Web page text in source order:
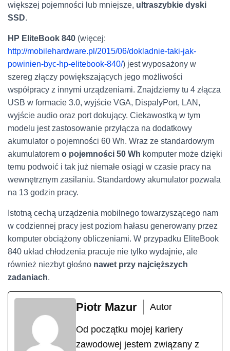
większej pojemności lub mniejsze, ultraszybkie dyski
SSD.
HP EliteBook 840 (więcej:
http://mobilehardware.pl/2015/06/dokladnie-taki-jak-
powinien-byc-hp-elitebook-840/) jest wyposażony w
szereg złączy powiększających jego możliwości
współpracy z innymi urządzeniami. Znajdziemy tu 4 złącza
USB w formacie 3.0, wyjście VGA, DispalyPort, LAN,
wyjście audio oraz port dokujący. Ciekawostką w tym
modelu jest zastosowanie przyłącza na dodatkowy
akumulator o pojemności 60 Wh. Wraz ze standardowym
akumulatorem o pojemności 50 Wh komputer może dzięki
temu podwoić i tak już niemałe osiągi w czasie pracy na
wewnętrznym zasilaniu. Standardowy akumulator pozwala
na 13 godzin pracy.
Istotną cechą urządzenia mobilnego towarzyszącego nam
w codziennej pracy jest poziom hałasu generowany przez
komputer obciążony obliczeniami. W przypadku EliteBook
840 układ chłodzenia pracuje nie tylko wydajnie, ale
również niezbyt głośno nawet przy najcięższych
zadaniach.
Piotr Mazur Autor
Od początku mojej kariery
zawodowej jestem związany z